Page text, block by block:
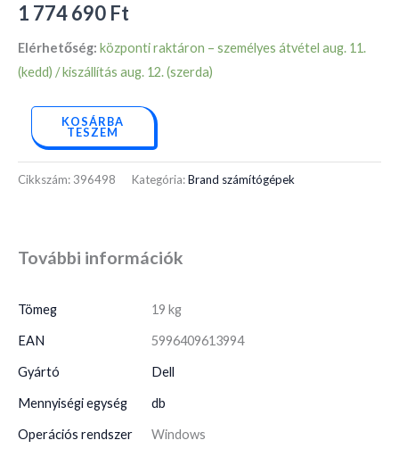
1 774 690 Ft
Elérhetőség: központi raktáron – személyes átvétel aug. 11.
(kedd) / kiszállítás aug. 12. (szerda)
KOSÁRBA
TESZEM
Cikkszám: 396498 Kategória:Brand számítógépek
További információk
Tömeg 19 kg
EAN 5996409613994
Gyártó Dell
Mennyiségi egység db
Operációs rendszer Windows